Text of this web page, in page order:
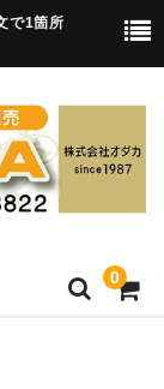
で1箇所
0